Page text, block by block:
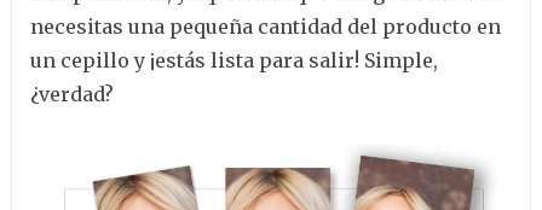
necesitas una pequeña cantidad del producto en
un cepillo y ¡estás lista para salir! Simple,
¿verdad?